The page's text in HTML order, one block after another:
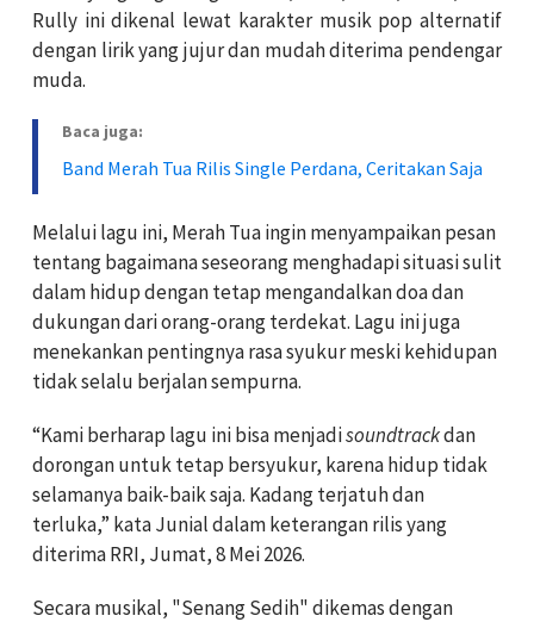
Rully ini dikenal lewat karakter musik pop alternatif
dengan lirik yang jujur dan mudah diterima pendengar
muda.
Baca juga:
Band Merah Tua Rilis Single Perdana, Ceritakan Saja
Melalui lagu ini, Merah Tua ingin menyampaikan pesan
tentang bagaimana seseorang menghadapi situasi sulit
dalam hidup dengan tetap mengandalkan doa dan
dukungan dari orang-orang terdekat. Lagu ini juga
menekankan pentingnya rasa syukur meski kehidupan
tidak selalu berjalan sempurna.
“Kami berharap lagu ini bisa menjadisoundtrackdan
dorongan untuk tetap bersyukur, karena hidup tidak
selamanya baik-baik saja. Kadang terjatuh dan
terluka,” kata Junial dalam keterangan rilis yang
diterima RRI, Jumat, 8 Mei 2026.
Secara musikal, "Senang Sedih" dikemas dengan